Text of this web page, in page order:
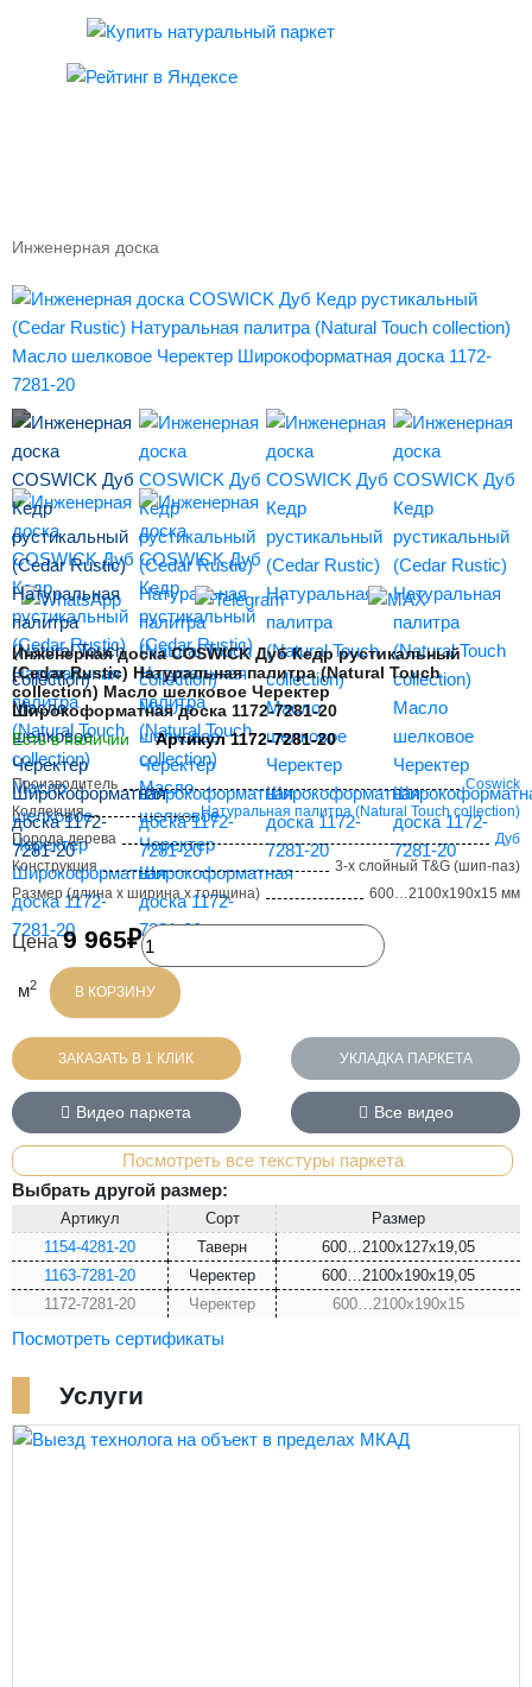
Инженерная доска
Инженерная доска COSWICK Дуб Кедр рустикальный
(Cedar Rustic) Натуральная палитра (Natural Touch
collection) Масло шелковое Черектер
Широкоформатная доска 1172-7281-20
Есть в наличии
Артикул 1172-7281-20
Производитель
Coswick
Коллекция
Натуральная палитра (Natural Touch collection)
Порода дерева
Дуб
Конструкция
3-х слойный T&G (шип-паз)
Размер (длина х ширина х толщина)
600…2100х190х15 мм
Цена9 965₽Количество
м2 В КОРЗИНУ
ЗАКАЗАТЬ В 1 КЛИК УКЛАДКА ПАРКЕТА
Видео паркета Все видео
Посмотреть все текстуры паркета
Выбрать другой размер:
Артикул Сорт
Размер
1154-4281-20
Таверн
600…2100x127x19,05
1163-7281-20
Черектер
600…2100x190x19,05
1172-7281-20
Черектер 600…2100x190x15
Посмотреть сертификаты
Услуги